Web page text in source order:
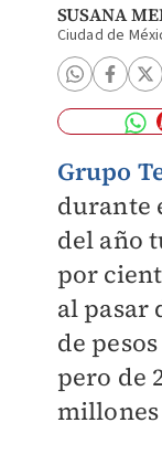
SUSANA
Ciudad de
Grupo
durante
del año
por
al pasar
de
pero de
millones